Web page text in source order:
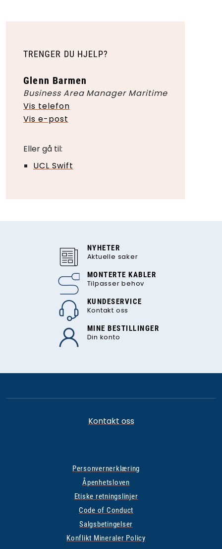
TRENGER DU HJELP?
Glenn Barmen
Business Area Manager Maritime
Vis telefon
Vis e-post
Eller gå til:
UCL Swift
NYHETER
Aktuelle saker
MONTERTE KABLER
Tilpasser behov
KUNDESERVICE
Kontakt oss
MINE BESTILLINGER
Din konto
Kontakt oss
Personvernerklæring
Åpenhetsloven
Etiske retningslinjer
Code of Conduct
Salgsbetingelser
Konflikt Mineraler Policy